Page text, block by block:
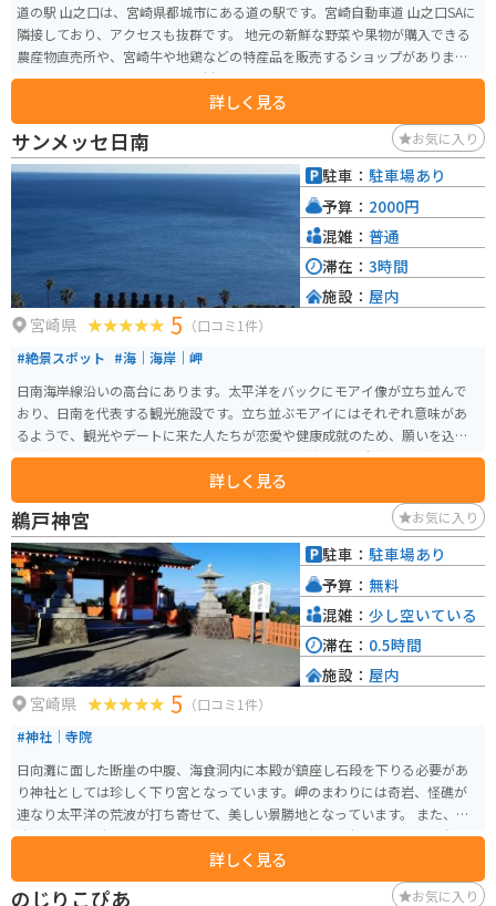
道の駅 山之口は、宮崎県都城市にある道の駅です。宮崎自動車道 山之口SAに
隣接しており、アクセスも抜群です。 地元の新鮮な野菜や果物が購入できる
農産物直売所や、宮崎牛や地鶏などの特産品を販売するショップがありま
す。レストランでは、地元の食材を使った料理を楽しむことができます。 バ
イクで訪れる際には、広々とした駐車場があるので安心して駐車できます。
道の駅から高千原峡までは約30分と、ツーリングの休憩場所としても最適で
す。周辺には、雄大な自然が広がっているので、自然を感じながらツーリン
グを楽しめます。 山之口の名物は、なんといっても「高千穂牧場のソフトク
リーム」です。濃厚なミルクの味が絶品で、道の駅に訪れたらぜひ味わって
詳しく見る
サンメッセ日南 お気に入り
宮崎県 5 （口コミ1件）
#絶景スポット #海｜海岸｜岬
日南海岸線沿いの高台にあります。太平洋をバックにモアイ像が立ち並んで
おり、日南を代表する観光施設です。立ち並ぶモアイにはそれぞれ意味があ
るようで、観光やデートに来た人たちが恋愛や健康成就のため、願いを込め
た硬貨をモアイの足元に置いていました。日南の海と空を全身で体感できる
詳しく見る
駐車： 駐車場あり
予算： 2000円
混雑： 普通
滞在： 3時間
施設： 屋内
鵜戸神宮 お気に入り
宮崎県 5 （口コミ1件）
#神社｜寺院
日向灘に面した断崖の中腹、海食洞内に本殿が鎮座し石段を下りる必要があ
り神社としては珍しく下り宮となっています。岬のまわりには奇岩、怪礁が
連なり太平洋の荒波が打ち寄せて、美しい景勝地となっています。 また、男
性は左手、女性は右手で願いを込めながら運玉を投げ、亀石と呼ばれる岩の
枡形に入れれば願いが叶うといわれています。
詳しく見る
駐車： 駐車場あり
予算： 無料
混雑： 少し空いている
滞在： 0.5時間
施設： 屋内
のじりこぴあ お気に入り